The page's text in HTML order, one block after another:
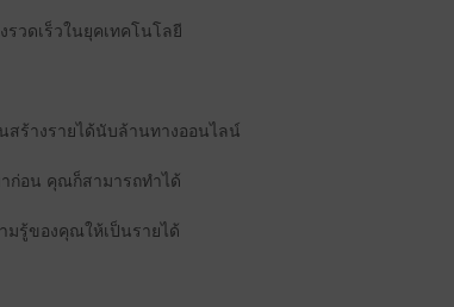
วดเร็วในยุคเทคโนโลยี
สร้างรายได้นับล้านทางออนไลน์
ก่อน คุณก็สามารถทำได้
มรู้ของคุณให้เป็นรายได้